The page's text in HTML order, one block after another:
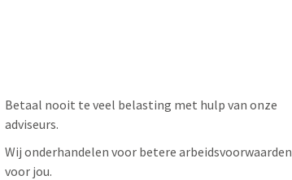
Betaal nooit te veel belasting met hulp van onze
adviseurs.
Wij onderhandelen voor betere arbeidsvoorwaarden
voor jou.